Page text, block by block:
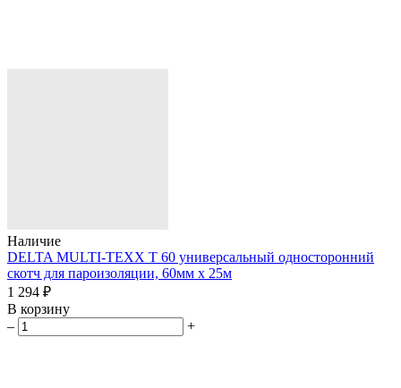
Наличие
DELTA MULTI-TEXX T 60 универсальный односторонний
скотч для пароизоляции, 60мм х 25м
1 294 ₽
В корзину
–
+